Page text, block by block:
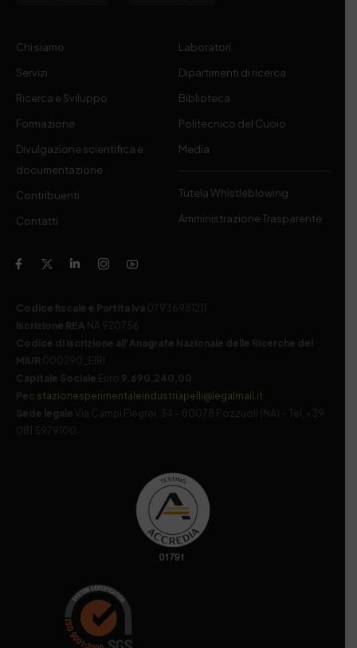
Chi siamo
Servizi
Ricerca e Sviluppo
Formazione
Divulgazione scientifica e
documentazione
Contribuenti
Contatti
Laboratori
Dipartimenti di ricerca
Biblioteca
Politecnico del Cuoio
Media
Tutela Whistleblowing
Amministrazione Trasparente
Codice fiscale e Partita Iva 07936981211
Iscrizione REA NA 920756
Codice di iscrizione all’Anagrafe Nazionale delle Ricerche del
MIUR 000290_EIRI
Capitale Sociale Euro 9.690.240,00
Pec stazionesperimentaleindustriapelli@legalmail.it
Sede legale
Via Campi Flegrei, 34 – 80078 Pozzuoli (NA) – Tel. +39
081 5979100